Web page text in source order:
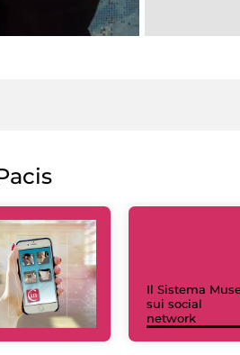
Il Sistema
sui social
network